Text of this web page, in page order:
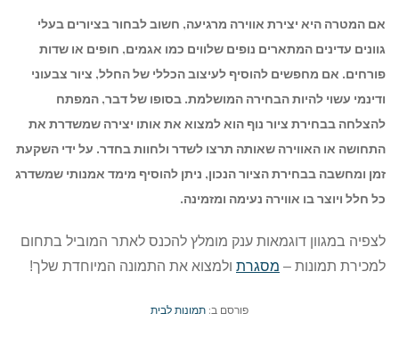
אם המטרה היא יצירת אווירה מרגיעה, חשוב לבחור בציורים בעלי
גוונים עדינים המתארים נופים שלווים כמו אגמים, חופים או שדות
פורחים. אם מחפשים להוסיף לעיצוב הכללי של החלל, ציור צבעוני
ודינמי עשוי להיות הבחירה המושלמת. בסופו של דבר, המפתח
להצלחה בבחירת ציור נוף הוא למצוא את אותו יצירה שמשדרת את
התחושה או האווירה שאותה תרצו לשדר ולחוות בחדר. על ידי השקעת
זמן ומחשבה בבחירת הציור הנכון, ניתן להוסיף מימד אמנותי שמשדרג
כל חלל ויוצר בו אווירה נעימה ומזמינה.
לצפיה במגוון דוגמאות ענק מומלץ להכנס לאתר המוביל בתחום
למכירת תמונות – מסגרת ולמצוא את התמונה המיוחדת שלך!
פורסם ב: תמונות לבית